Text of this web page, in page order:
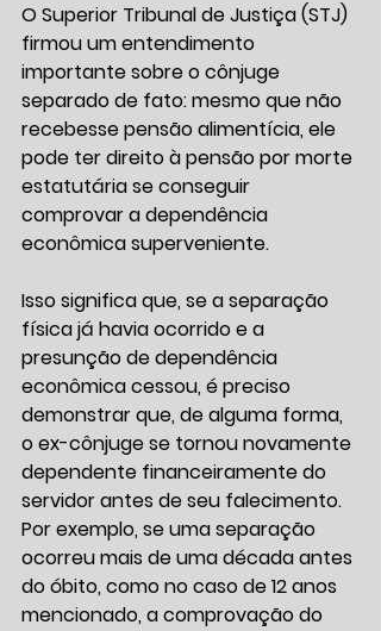
O Superior Tribunal de Justiça (STJ)
firmou um entendimento
importante sobre o cônjuge
separado de fato: mesmo que não
recebesse pensão alimentícia, ele
pode ter direito à pensão por morte
estatutária se conseguir
comprovar a dependência
econômica superveniente.
Isso significa que, se a separação
física já havia ocorrido e a
presunção de dependência
econômica cessou, é preciso
demonstrar que, de alguma forma,
o ex-cônjuge se tornou novamente
dependente financeiramente do
servidor antes de seu falecimento.
Por exemplo, se uma separação
ocorreu mais de uma década antes
do óbito, como no caso de 12 anos
mencionado, a comprovação do